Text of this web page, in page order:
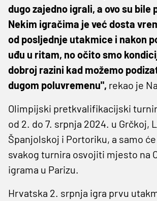
dugo zajedno igrali, a ovo su bile
Nekim igračima je već dosta
od posljednje utakmice i nakon
uđu u ritam, no očito smo
dobroj razini kad možemo
dugom poluvremenu", rekao je
Olimpijski pretkvalifikacijski
od 2. do 7. srpnja 2024. u Grčkoj,
Španjolskoj i Portoriku, a samo
svakog turnira osvojiti mjesto na
igrama u Parizu.
Hrvatska 2. srpnja igra prvu